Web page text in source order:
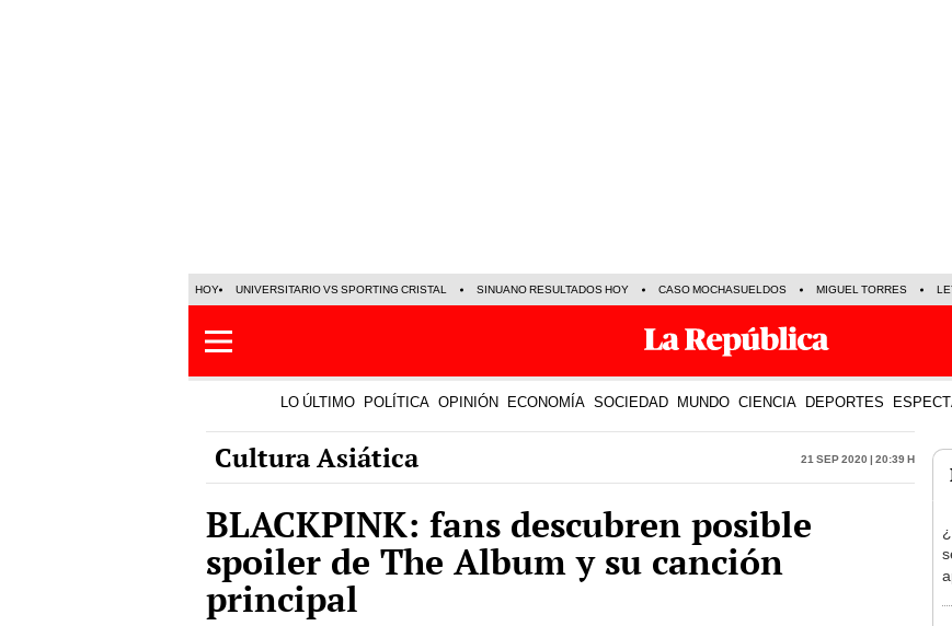
HOY UNIVERSITARIO VS SPORTING CRISTAL SINUANO RESULTADOS HOY CASO MOCHASUELDOS MIGUEL TORRES
LO ÚLTIMO POLÍTICA OPINIÓN ECONOMÍA SOCIEDAD MUNDO CIENCIA DEPORTES
Cultura Asiática 21 Sep 2020 | 20:39 h
BLACKPINK: fans descubren posible
spoiler de The Album y su canción
principal